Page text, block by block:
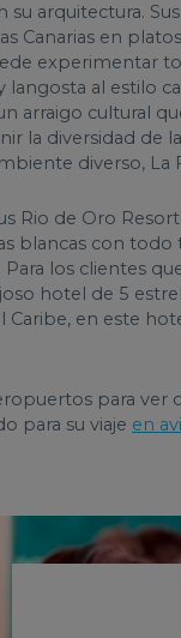
su arquitectura.
Canarias en
experimentar
al estilo
arraigo cultural
la diversidad de
diverso,
Rio de Oro
blancas con
los clientes
hotel de 5
en este
para
para su viaje en